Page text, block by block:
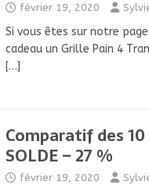
février 19, 2020
Si vous êtes sur notre
cadeau un Grille Pain 4
[…]
Comparatif des
SOLDE – 27 %
février 19, 2020